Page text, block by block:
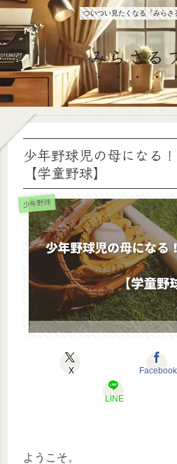
ついつい見たくなる『みらさ
みらさる
少年野球児の母になる
【学童野球】
少年野球
X Facebook
LINE
ようこそ。